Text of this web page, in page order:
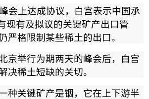
会上达成协议，白宫表示中国承
现有及拟议的关键矿产出口管
严格限制某些稀土的出口。
京举行为期两天的峰会后，白宫
决稀土短缺的关切。
种关键矿产是铟，它在上下游半